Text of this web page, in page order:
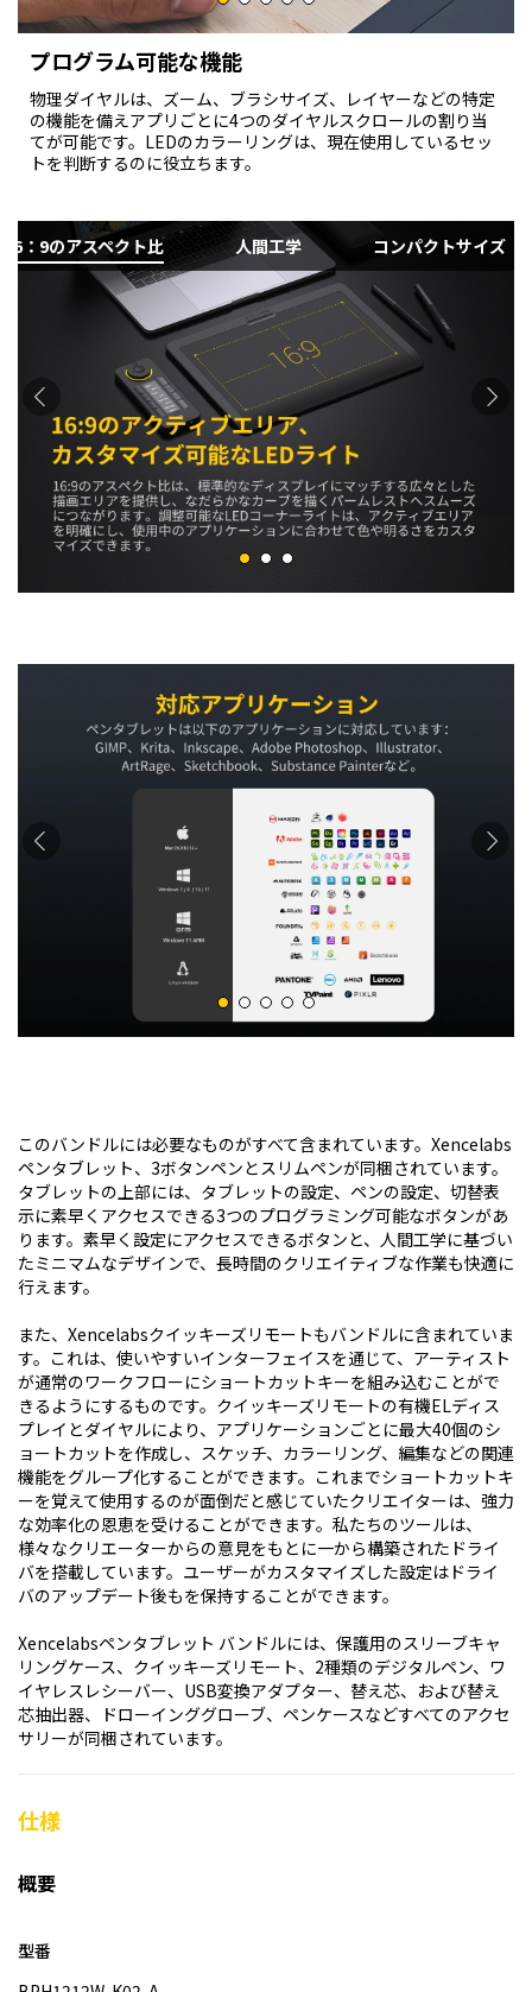
プログラム可能な機能
物理ダイヤルは、ズーム、ブラシサイズ、レイヤーなどの特定
の機能を備えアプリごとに4つのダイヤルスクロールの割り当
てが可能です。LEDのカラーリングは、現在使用しているセッ
トを判断するのに役立ちます。
16：9のアスペクト比 人間工学 コンパクトサイズ
このバンドルには必要なものがすべて含まれています。Xencelabs
ペンタブレット、3ボタンペンとスリムペンが同梱されています。
タブレットの上部には、タブレットの設定、ペンの設定、切替表
示に素早くアクセスできる3つのプログラミング可能なボタンがあ
ります。素早く設定にアクセスできるボタンと、人間工学に基づい
たミニマムなデザインで、長時間のクリエイティブな作業も快適に
行えます。
また、Xencelabsクイッキーズリモートもバンドルに含まれていま
す。これは、使いやすいインターフェイスを通じて、アーティスト
が通常のワークフローにショートカットキーを組み込むことがで
きるようにするものです。クイッキーズリモートの有機ELディス
プレイとダイヤルにより、アプリケーションごとに最大40個のシ
ョートカットを作成し、スケッチ、カラーリング、編集などの関連
機能をグループ化することができます。これまでショートカットキ
ーを覚えて使用するのが面倒だと感じていたクリエイターは、強力
な効率化の恩恵を受けることができます。私たちのツールは、
様々なクリエーターからの意見をもとに一から構築されたドライ
バを搭載しています。ユーザーがカスタマイズした設定はドライ
バのアップデート後もを保持することができます。
Xencelabsペンタブレット バンドルには、保護用のスリーブキャ
リングケース、クイッキーズリモート、2種類のデジタルペン、ワ
イヤレスレシーバー、USB変換アダプター、替え芯、および替え
芯抽出器、ドローインググローブ、ペンケースなどすべてのアクセ
サリーが同梱されています。
仕様
概要
型番